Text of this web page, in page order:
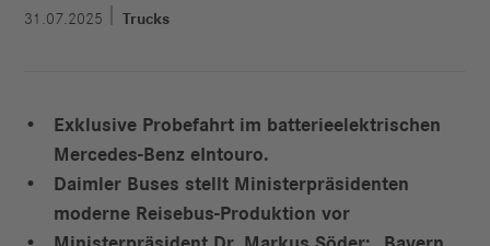
31.07.2025 Trucks
Exklusive Probefahrt im batterieelektrischen
Mercedes-Benz eIntouro.
Daimler Buses stellt Ministerpräsidenten
moderne Reisebus-Produktion vor